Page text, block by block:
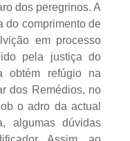
dos peregrinos. A
do comprimento de
em processo
pela justiça do
obtém refúgio na
dos Remédios, no
o adro da actual
algumas dúvidas